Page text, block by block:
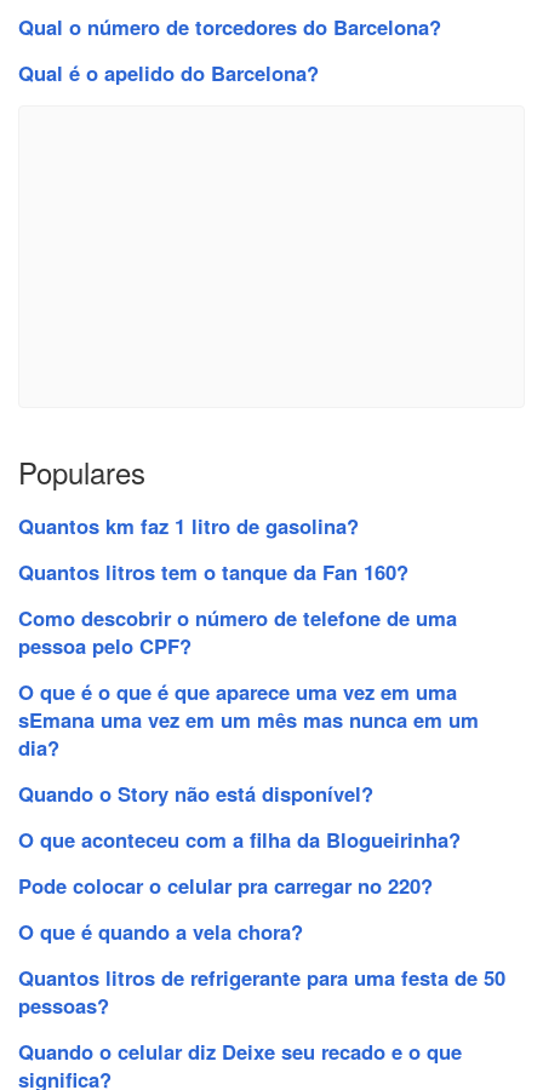
Qual o número de torcedores do Barcelona?
Qual é o apelido do Barcelona?
Populares
Quantos km faz 1 litro de gasolina?
Quantos litros tem o tanque da Fan 160?
Como descobrir o número de telefone de uma
pessoa pelo CPF?
O que é o que é que aparece uma vez em uma
sEmana uma vez em um mês mas nunca em um
dia?
Quando o Story não está disponível?
O que aconteceu com a filha da Blogueirinha?
Pode colocar o celular pra carregar no 220?
O que é quando a vela chora?
Quantos litros de refrigerante para uma festa de 50
pessoas?
Quando o celular diz Deixe seu recado e o que
significa?